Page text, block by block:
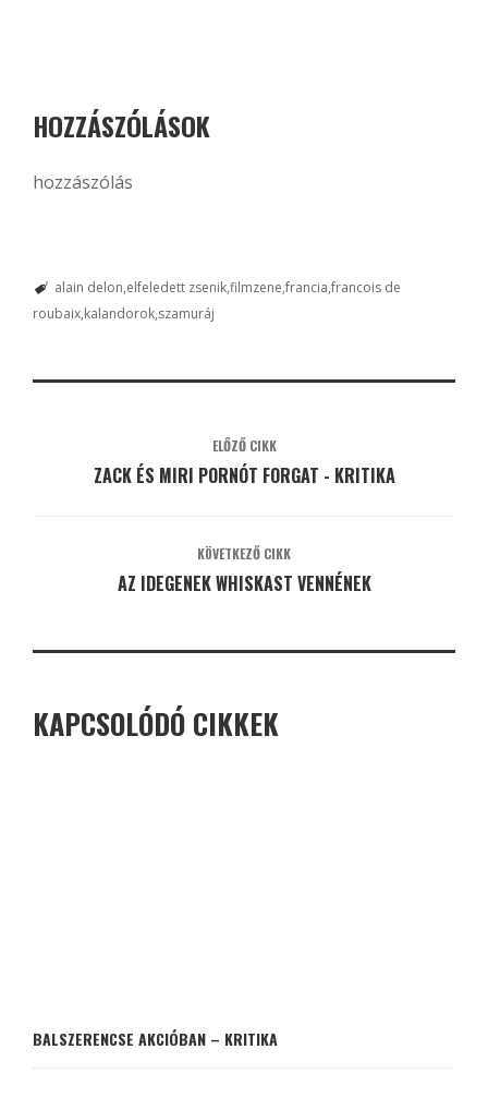
HOZZÁSZÓLÁSOK
hozzászólás
alain delon elfeledett zsenikfilmzene francia francois de
roubaix kalandorok szamuráj
ELŐZŐ CIKK
ZACK ÉS MIRI PORNÓT FORGAT - KRITIKA
KÖVETKEZŐ CIKK
AZ IDEGENEK WHISKAST VENNÉNEK
KAPCSOLÓDÓ CIKKEK
BALSZERENCSE AKCIÓBAN – KRITIKA